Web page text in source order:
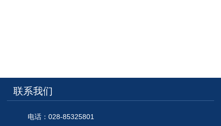
联系我们
电话：028-85325801